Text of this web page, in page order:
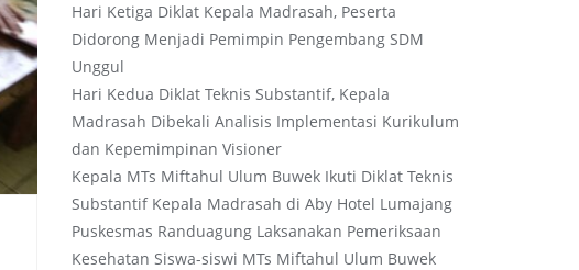
Hari Ketiga Diklat Kepala Madrasah, Peserta
Didorong Menjadi Pemimpin Pengembang SDM
Unggul
Hari Kedua Diklat Teknis Substantif, Kepala
Madrasah Dibekali Analisis Implementasi Kurikulum
dan Kepemimpinan Visioner
Kepala MTs Miftahul Ulum Buwek Ikuti Diklat Teknis
Substantif Kepala Madrasah di Aby Hotel Lumajang
Puskesmas Randuagung Laksanakan Pemeriksaan
Kesehatan Siswa-siswi MTs Miftahul Ulum Buwek